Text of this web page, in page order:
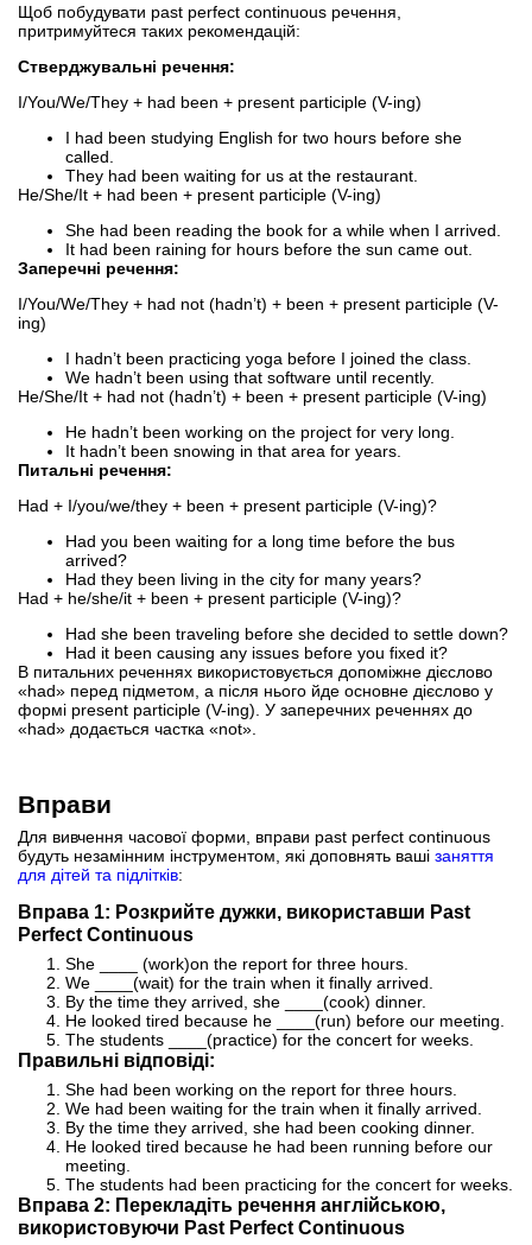
Щоб побудувати past perfect continuous речення,
притримуйтеся таких рекомендацій:
Стверджувальні речення:
I/You/We/They + had been + present participle (V-ing)
I had been studying English for two hours before she
called.
They had been waiting for us at the restaurant.
He/She/It + had been + present participle (V-ing)
She had been reading the book for a while when I arrived.
It had been raining for hours before the sun came out.
Заперечні речення:
I/You/We/They + had not (hadn’t) + been + present participle (V-
ing)
I hadn’t been practicing yoga before I joined the class.
We hadn’t been using that software until recently.
He/She/It + had not (hadn’t) + been + present participle (V-ing)
He hadn’t been working on the project for very long.
It hadn’t been snowing in that area for years.
Питальні речення:
Had + I/you/we/they + been + present participle (V-ing)?
Had you been waiting for a long time before the bus
arrived?
Had they been living in the city for many years?
Had + he/she/it + been + present participle (V-ing)?
Had she been traveling before she decided to settle down?
Had it been causing any issues before you fixed it?
В питальних реченнях використовується допоміжне дієслово
«had» перед підметом, а після нього йде основне дієслово у
формі present participle (V-ing). У заперечних реченнях до
«had» додається частка «not».
Вправи
Для вивчення часової форми, вправи past perfect continuous
будуть незамінним інструментом, які доповнять ваші заняття
для дітей та підлітків:
Вправа 1: Розкрийте дужки, використавши Past
Perfect Continuous
She ____ (work)on the report for three hours.
We ____(wait) for the train when it finally arrived.
By the time they arrived, she ____(cook) dinner.
He looked tired because he ____(run) before our meeting.
The students ____(practice) for the concert for weeks.
Правильні відповіді:
She had been working on the report for three hours.
We had been waiting for the train when it finally arrived.
By the time they arrived, she had been cooking dinner.
He looked tired because he had been running before our
meeting.
The students had been practicing for the concert for weeks.
Вправа 2: Перекладіть речення англійською,
використовуючи Past Perfect Continuous